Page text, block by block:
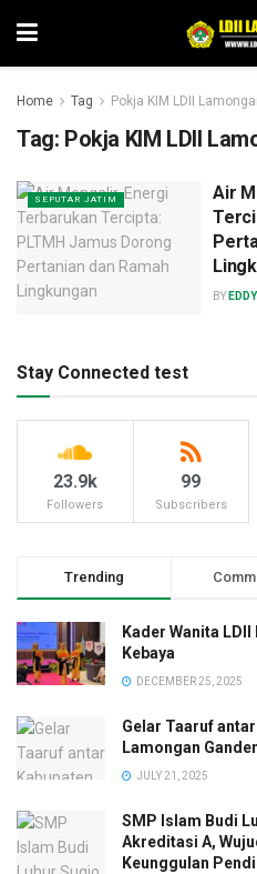
Home Tag Pokja KIM LDII
Tag: Pokja KIM LDII
SEPUTAR JATIM
Air
BY
Stay Connected test
23.9k
Followers
99
Subscribers
Trending
Kader Wanita
Kebaya
DECEMBER 25, 2025
Gelar Taaruf
Lamongan
JULY 21, 2025
SMP Islam Budi
Akreditasi A,
Keunggulan